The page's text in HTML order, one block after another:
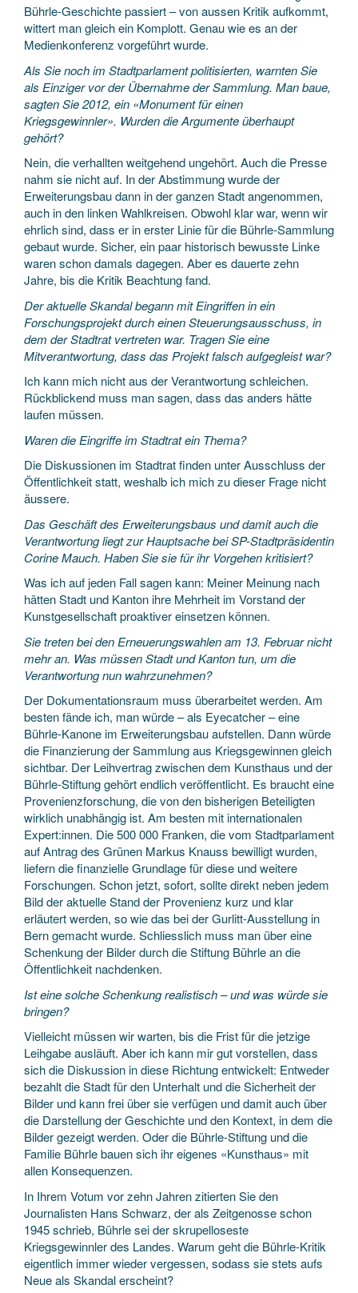
Bührle-Geschichte passiert – von aussen Kritik aufkommt,
wittert man gleich ein Komplott. Genau wie es an der
Medienkonferenz vorgeführt wurde.
Als Sie noch im Stadtparlament politisierten, warnten Sie
als Einziger vor der Übernahme der Sammlung. Man baue,
sagten Sie 2012, ein «Monument für einen
Kriegsgewinnler». Wurden die Argumente überhaupt
gehört?
Nein, die verhallten weitgehend ungehört. Auch die Presse
nahm sie nicht auf. In der Abstimmung wurde der
Erweiterungsbau dann in der ganzen Stadt angenommen,
auch in den linken Wahlkreisen. Obwohl klar war, wenn wir
ehrlich sind, dass er in erster Linie für die Bührle-Sammlung
gebaut wurde. Sicher, ein paar historisch bewusste Linke
waren schon damals dagegen. Aber es dauerte zehn
Jahre, bis die Kritik Beachtung fand.
Der aktuelle Skandal begann mit Eingriffen in ein
Forschungsprojekt durch einen Steuerungsausschuss, in
dem der Stadtrat vertreten war. Tragen Sie eine
Mitverantwortung, dass das Projekt falsch aufgegleist war?
Ich kann mich nicht aus der Verantwortung schleichen.
Rückblickend muss man sagen, dass das anders hätte
laufen müssen.
Waren die Eingriffe im Stadtrat ein Thema?
Die Diskussionen im Stadtrat finden unter Ausschluss der
Öffentlichkeit statt, weshalb ich mich zu dieser Frage nicht
äussere.
Das Geschäft des Erweiterungsbaus und damit auch die
Verantwortung liegt zur Hauptsache bei SP-Stadtpräsidentin
Corine Mauch. Haben Sie sie für ihr Vorgehen kritisiert?
Was ich auf jeden Fall sagen kann: Meiner Meinung nach
hätten Stadt und Kanton ihre Mehrheit im Vorstand der
Kunstgesellschaft proaktiver einsetzen können.
Sie treten bei den Erneuerungswahlen am 13. Februar nicht
mehr an. Was müssen Stadt und Kanton tun, um die
Verantwortung nun wahrzunehmen?
Der Dokumentationsraum muss überarbeitet werden. Am
besten fände ich, man würde – als Eyecatcher – eine
Bührle-Kanone im Erweiterungsbau aufstellen. Dann würde
die Finanzierung der Sammlung aus Kriegsgewinnen gleich
sichtbar. Der Leihvertrag zwischen dem Kunsthaus und der
Bührle-Stiftung gehört endlich veröffentlicht. Es braucht eine
Provenienzforschung, die von den bisherigen Beteiligten
wirklich unabhängig ist. Am besten mit internationalen
Expert:innen. Die 500 000 Franken, die vom Stadtparlament
auf Antrag des Grünen Markus Knauss bewilligt wurden,
liefern die finanzielle Grundlage für diese und weitere
Forschungen. Schon jetzt, sofort, sollte direkt neben jedem
Bild der aktuelle Stand der Provenienz kurz und klar
erläutert werden, so wie das bei der Gurlitt-Ausstellung in
Bern gemacht wurde. Schliesslich muss man über eine
Schenkung der Bilder durch die Stiftung Bührle an die
Öffentlichkeit nachdenken.
Ist eine solche Schenkung realistisch – und was würde sie
bringen?
Vielleicht müssen wir warten, bis die Frist für die jetzige
Leihgabe ausläuft. Aber ich kann mir gut vorstellen, dass
sich die Diskussion in diese Richtung entwickelt: Entweder
bezahlt die Stadt für den Unterhalt und die Sicherheit der
Bilder und kann frei über sie verfügen und damit auch über
die Darstellung der Geschichte und den Kontext, in dem die
Bilder gezeigt werden. Oder die Bührle-Stiftung und die
Familie Bührle bauen sich ihr eigenes «Kunsthaus» mit
allen Konsequenzen.
In Ihrem Votum vor zehn Jahren zitierten Sie den
Journalisten Hans Schwarz, der als Zeitgenosse schon
1945 schrieb, Bührle sei der skrupelloseste
Kriegsgewinnler des Landes. Warum geht die Bührle-Kritik
eigentlich immer wieder vergessen, sodass sie stets aufs
Neue als Skandal erscheint?